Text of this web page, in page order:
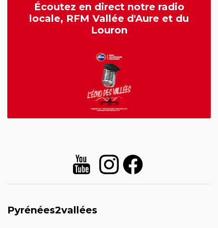
Écoutez en direct notre radio
locale, RFM Vallée d'Aure et du
Louron
Pyrénées2vallées